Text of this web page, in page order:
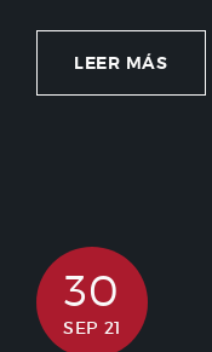
LEER MÁS
30
SEP 21